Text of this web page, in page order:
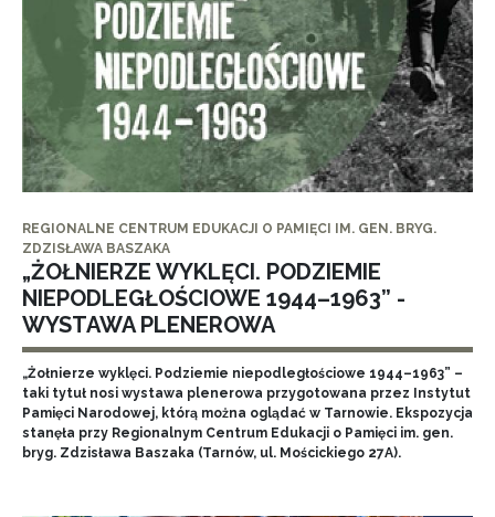
REGIONALNE CENTRUM EDUKACJI O PAMIĘCI IM. GEN. BRYG.
ZDZISŁAWA BASZAKA
„ŻOŁNIERZE WYKLĘCI. PODZIEMIE
NIEPODLEGŁOŚCIOWE 1944–1963” -
WYSTAWA PLENEROWA
„Żołnierze wyklęci. Podziemie niepodległościowe 1944–1963” –
taki tytuł nosi wystawa plenerowa przygotowana przez Instytut
Pamięci Narodowej, którą można oglądać w Tarnowie. Ekspozycja
stanęła przy Regionalnym Centrum Edukacji o Pamięci im. gen.
bryg. Zdzisława Baszaka (Tarnów, ul. Mościckiego 27A).